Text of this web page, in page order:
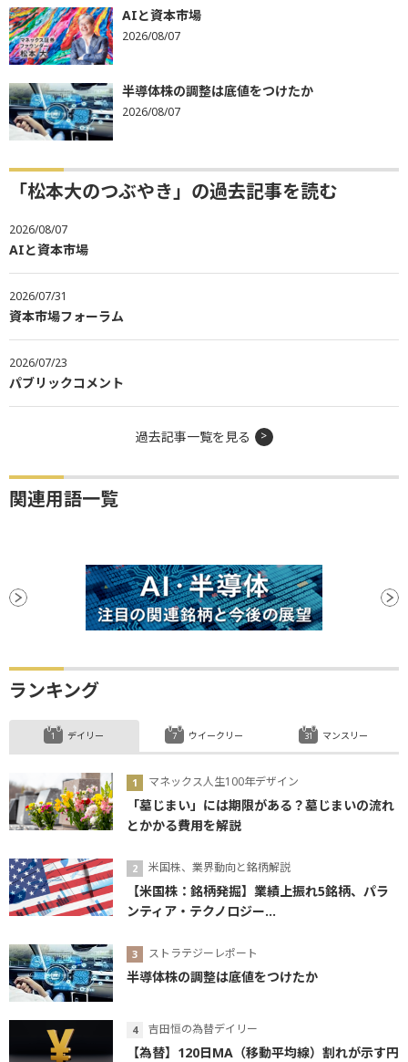
AIと資本市場
2026/08/07
半導体株の調整は底値をつけたか
2026/08/07
「松本大のつぶやき」の過去記事を読む
2026/08/07
AIと資本市場
2026/07/31
資本市場フォーラム
2026/07/23
パブリックコメント
過去記事一覧を見る
関連用語一覧
ランキング
デイリー
マネックス人生100年デザイン
「墓じまい」には期限がある？墓じまいの流れ
とかかる費用を解説
米国株、業界動向と銘柄解説
【米国株：銘柄発掘】業績上振れ5銘柄、パラ
ンティア・テクノロジー...
ストラテジーレポート
半導体株の調整は底値をつけたか
吉田恒の為替デイリー
【為替】120日MA（移動平均線）割れが示す円
ウイークリー マンスリー